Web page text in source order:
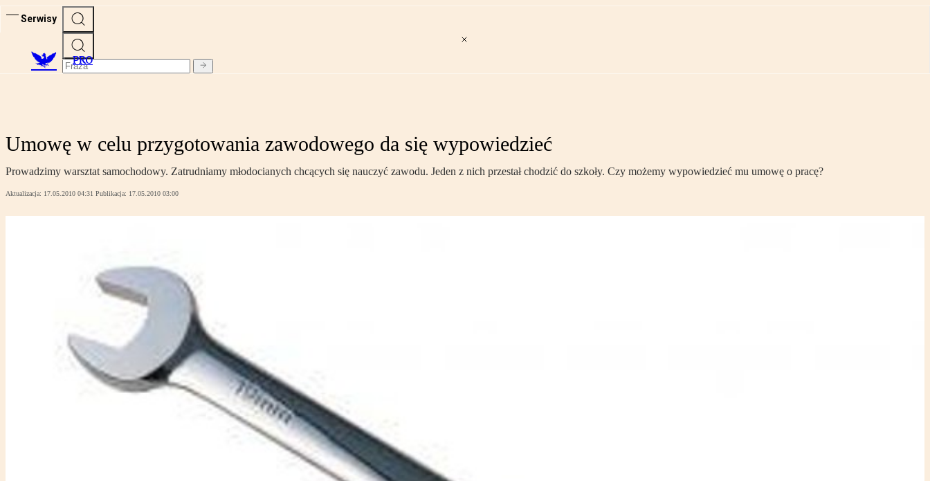
Serwisy
PRO
Umowę w celu przygotowania zawodowego da się wypowiedzieć
Prowadzimy warsztat samochodowy. Zatrudniamy młodocianych chcących się nauczyć zawodu. Jeden z nich przestał chodzić do szkoły. Czy możemy wypowiedzieć mu umowę o pracę?
Aktualizacja: 17.05.2010 04:31 Publikacja: 17.05.2010 03:00